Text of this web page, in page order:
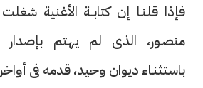
فإذا قلنـا إن كتابــة الأغنية
منصـور، الذى لم يهتم بإصدار
باستثنـاء ديوان وحيد، قدمه فى